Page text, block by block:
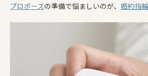
プロポーズの準備で悩ましいのが、 婚約指輪